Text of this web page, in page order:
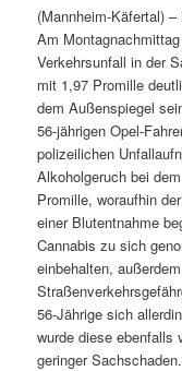
(Mannheim-Käfertal)
Am
Verkehrsunfall in der
mit 1,97 Promille
dem Außenspiegel
56-jährigen Opel-
polizeilichen
Alkoholgeruch bei
Promille, woraufhin
einer Blutentnahme
Cannabis zu sich
einbehalten,
56-Jährige sich
wurde diese ebenfalls
geringer Sachschaden.